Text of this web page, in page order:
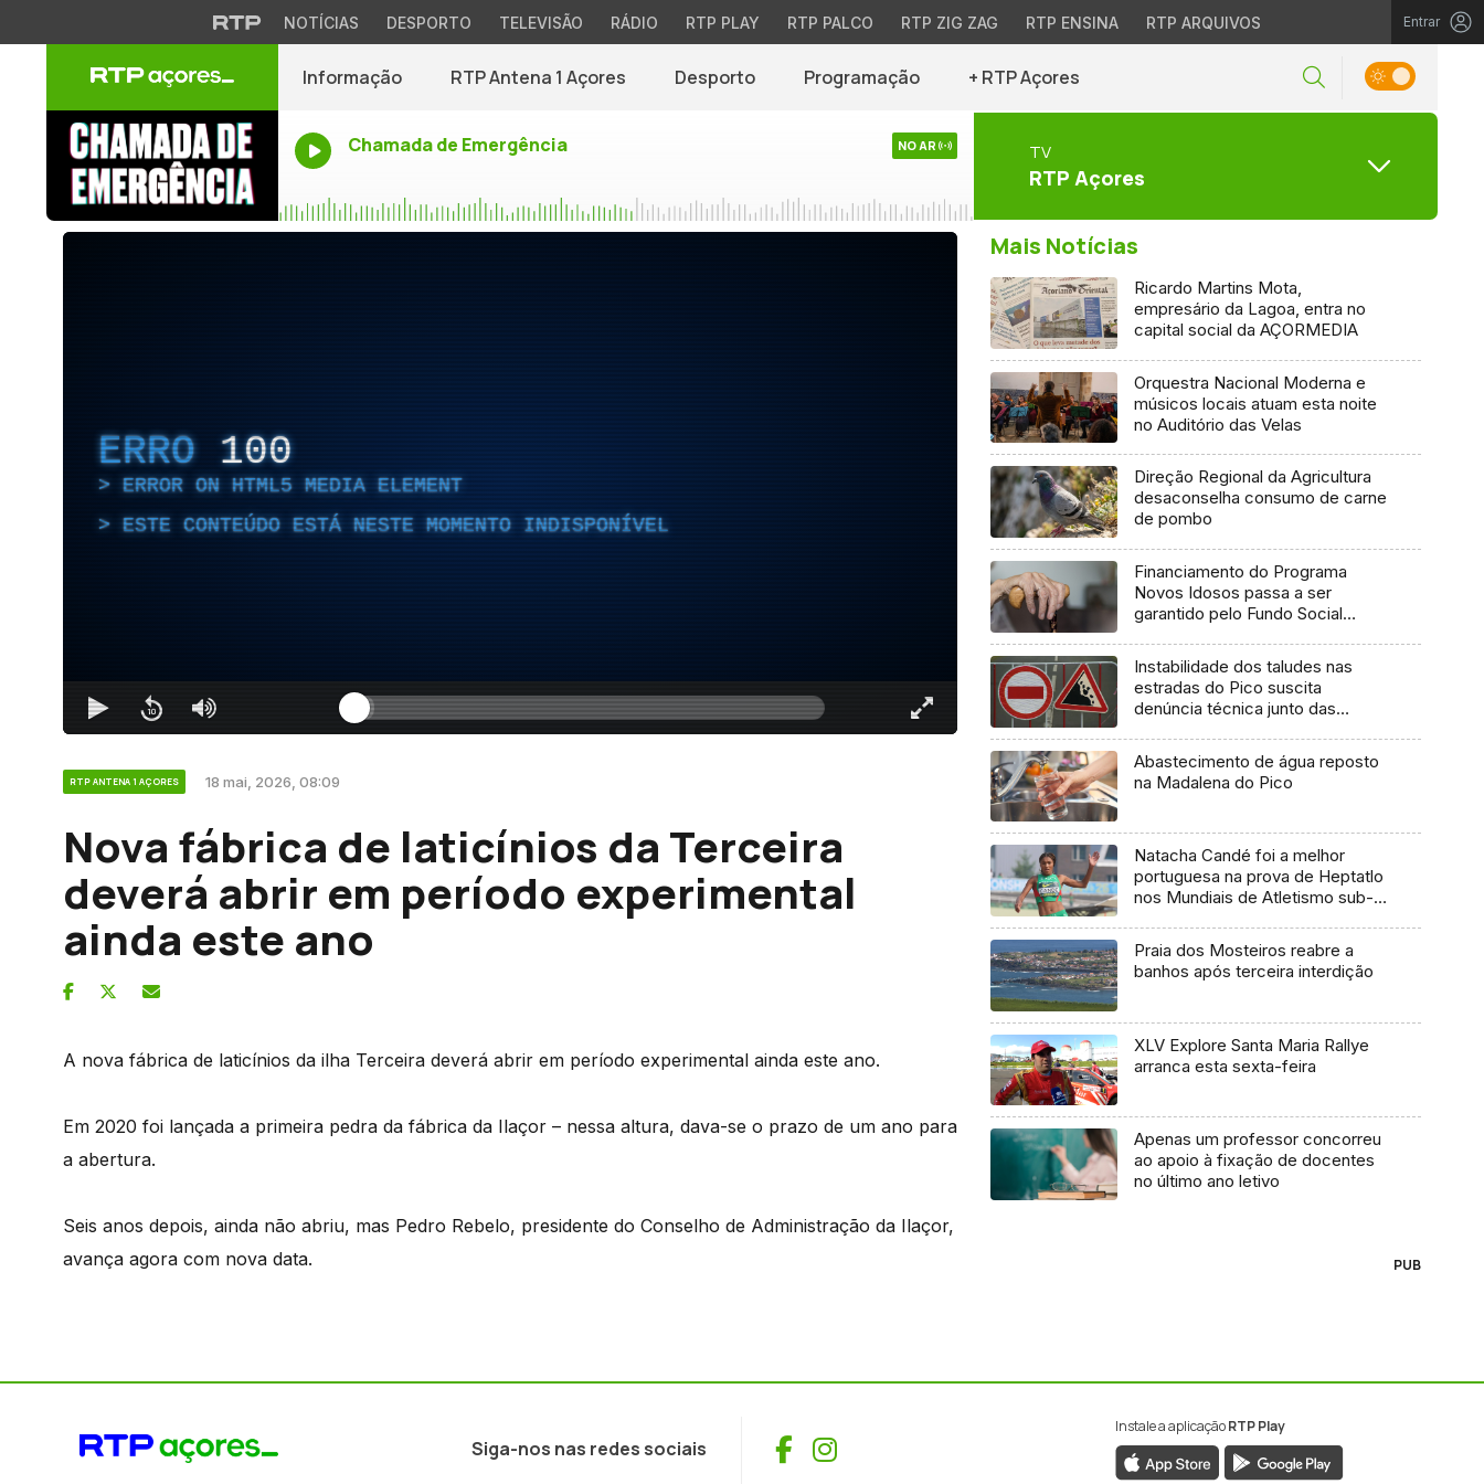
NOTÍCIAS DESPORTO TELEVISÃO RÁDIO RTP PLAY RTP PALCO RTP ZIG ZAG RTP ENSINA RTP ARQUIVOS Entrar
Informação RTP Antena 1 Açores Desporto Programação + RTP Açores
Chamada de Emergência NO AR TV
RTP Açores
ERRO 100
ERROR ON HTML5 MEDIA ELEMENT
ESTE CONTEÚDO ESTÁ NESTE MOMENTO INDISPONÍVEL
RTP ANTENA 1 AÇORES 18 mai, 2026, 08:09
Nova fábrica de laticínios da Terceira
deverá abrir em período experimental
ainda este ano
A nova fábrica de laticínios da ilha Terceira deverá abrir em período experimental ainda este ano.
Em 2020 foi lançada a primeira pedra da fábrica da Ilaçor – nessa altura, dava-se o prazo de um ano para
a abertura.
Seis anos depois, ainda não abriu, mas Pedro Rebelo, presidente do Conselho de Administração da Ilaçor,
avança agora com nova data.
Mais Notícias
Ricardo Martins Mota,
empresário da Lagoa, entra no
capital social da AÇORMEDIA
Orquestra Nacional Moderna e
músicos locais atuam esta noite
no Auditório das Velas
Direção Regional da Agricultura
desaconselha consumo de carne
de pombo
Financiamento do Programa
Novos Idosos passa a ser
garantido pelo Fundo Social
Instabilidade dos taludes nas
estradas do Pico suscita
denúncia técnica junto das
Abastecimento de água reposto
na Madalena do Pico
Natacha Candé foi a melhor
portuguesa na prova de Heptatlo
nos Mundiais de Atletismo sub-
Praia dos Mosteiros reabre a
banhos após terceira interdição
XLV Explore Santa Maria Rallye
arranca esta sexta-feira
Apenas um professor concorreu
ao apoio à fixação de docentes
no último ano letivo
PUB
Siga-nos nas redes sociais Facebook
Instagram
Instale a aplicaçãoRTP Play